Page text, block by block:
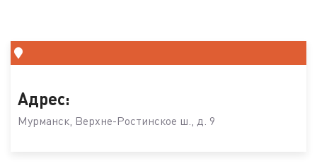
Адрес:
Мурманск, Верхне-Ростинское ш., д. 9